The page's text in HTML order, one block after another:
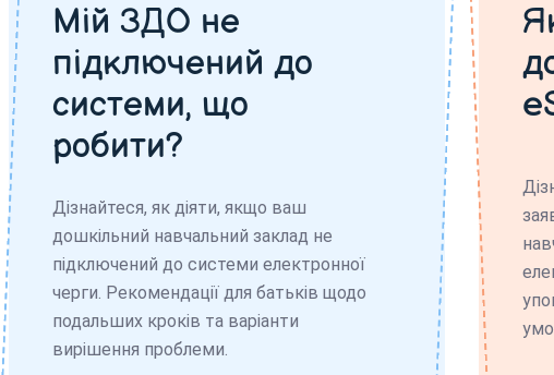
Мій ЗДО не
підключений до
системи, що
робити?
Дізнайтеся, як діяти, якщо ваш
дошкільний навчальний заклад не
підключений до системи електронної
черги. Рекомендації для батьків щодо
подальших кроків та варіанти
вирішення проблеми.